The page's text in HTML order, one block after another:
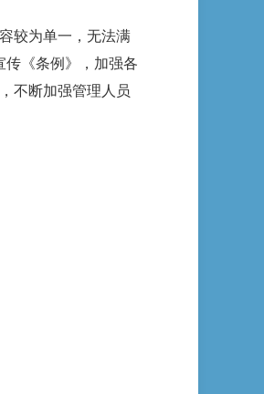
较为单一，无法满
传《条例》，加强各
不断加强管理人员